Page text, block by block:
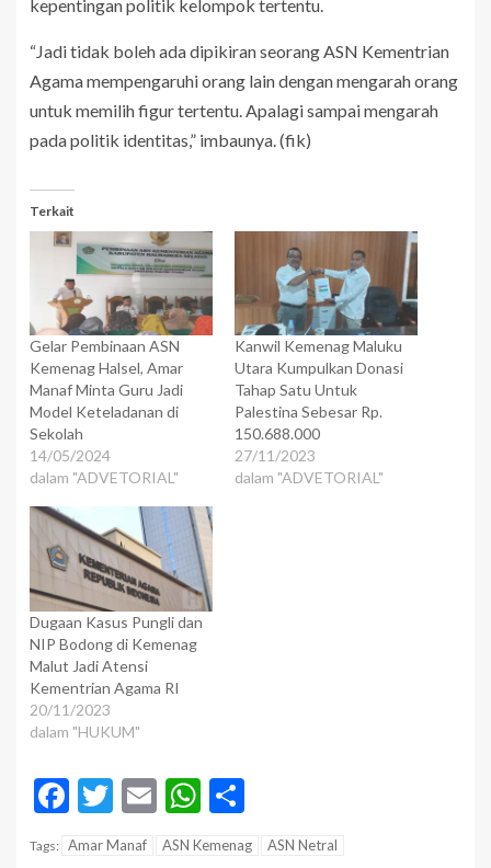
kepentingan politik kelompok tertentu.
“Jadi tidak boleh ada dipikiran seorang ASN Kementrian
Agama mempengaruhi orang lain dengan mengarah orang
untuk memilih figur tertentu. Apalagi sampai mengarah
pada politik identitas,” imbaunya. (fik)
Terkait
Gelar Pembinaan ASN
Kemenag Halsel, Amar
Manaf Minta Guru Jadi
Model Keteladanan di
Sekolah
14/05/2024
dalam "ADVETORIAL"
Kanwil Kemenag Maluku
Utara Kumpulkan Donasi
Tahap Satu Untuk
Palestina Sebesar Rp.
150.688.000
27/11/2023
dalam "ADVETORIAL"
Dugaan Kasus Pungli dan
NIP Bodong di Kemenag
Malut Jadi Atensi
Kementrian Agama RI
20/11/2023
dalam "HUKUM"
Facebook
Twitter
EmailWhatsApp
Tags: Amar Manaf ASN Kemenag ASN Netral